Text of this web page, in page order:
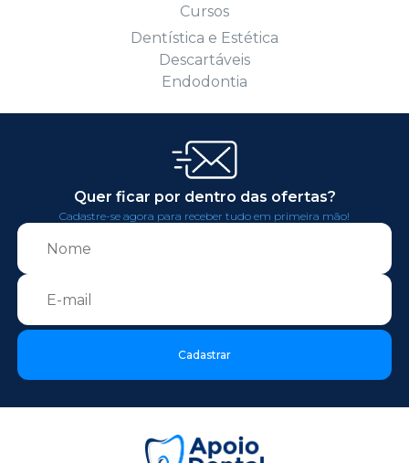
Cursos
Dentística e Estética
Descartáveis
Endodontia
Quer ficar por dentro das ofertas?
Cadastre-se agora para receber tudo em primeira mão!
Cadastrar